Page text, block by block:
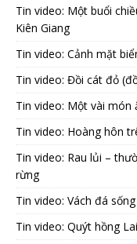
Tin video: Một buổi
Kiên Giang
Tin video: Cảnh mặt
Tin video: Đồi cát đỏ
Tin video: Một vài món
Tin video: Hoàng hôn
Tin video: Rau lủi –
rừng
Tin video: Vách đá
Tin video: Quýt hồng